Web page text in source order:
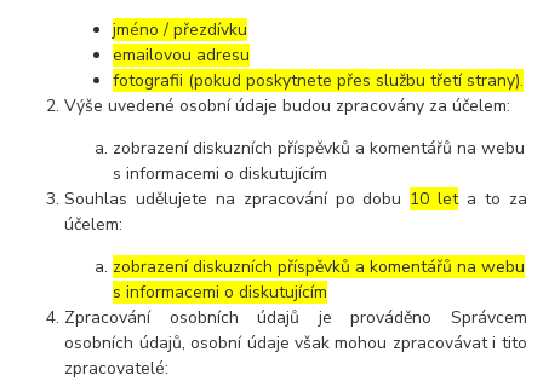
jméno / přezdívku
emailovou adresu
fotografii (pokud poskytnete přes službu třetí strany).
Výše uvedené osobní údaje budou zpracovány za účelem:
zobrazení diskuzních příspěvků a komentářů na webu
s informacemi o diskutujícím
Souhlas udělujete na zpracování po dobu 10 leta to za
účelem:
zobrazení diskuzních příspěvků a komentářů na webu
s informacemi o diskutujícím
Zpracování osobních údajů je prováděno Správcem
osobních údajů, osobní údaje však mohou zpracovávat i tito
zpracovatelé: